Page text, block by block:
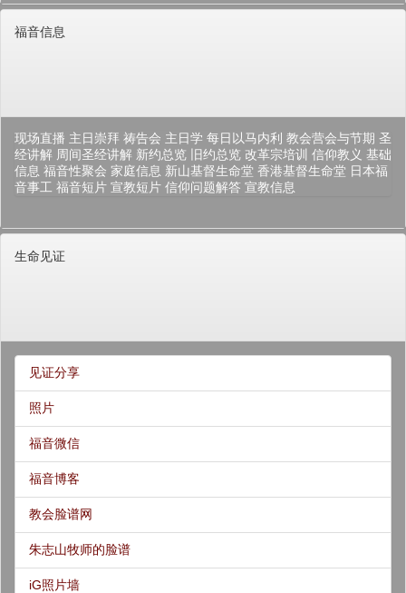
福音信息
现场直播 主日崇拜 祷告会 主日学 每日以马内利 教会营会与节期 圣
经讲解 周间圣经讲解 新约总览 旧约总览 改革宗培训 信仰教义 基础
信息 福音性聚会 家庭信息 新山基督生命堂 香港基督生命堂 日本福
音事工 福音短片 宣教短片 信仰问题解答 宣教信息
生命见证
见证分享
照片
福音微信
福音博客
教会脸谱网
朱志山牧师的脸谱
iG照片墙